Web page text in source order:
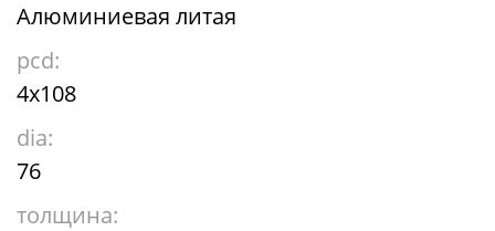
Алюминиевая литая
pcd:
4x108
dia:
76
толщина: